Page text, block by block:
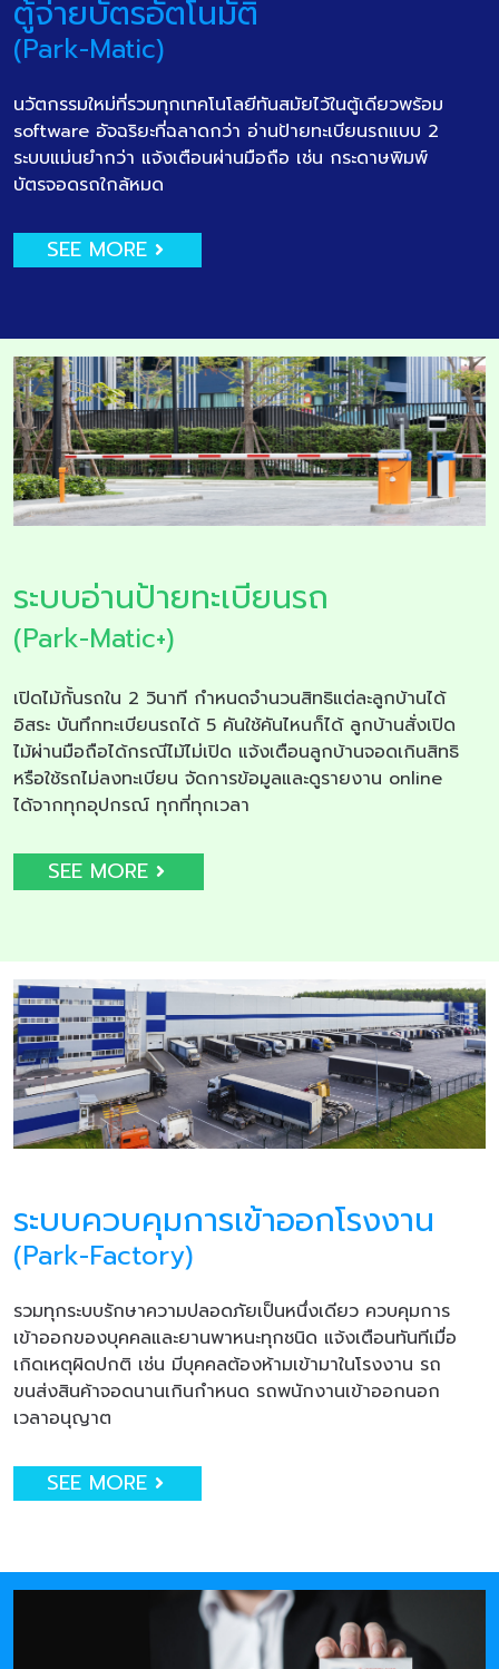
ตู้จ่ายบัตรอัตโนมัติ
(Park-Matic)
นวัตกรรมใหม่ที่รวมทุกเทคโนโลยีทันสมัยไว้ในตู้เดียวพร้อม
software อัจฉริยะที่ฉลาดกว่า อ่านป้ายทะเบียนรถแบบ 2
ระบบแม่นยำกว่า แจ้งเตือนผ่านมือถือ เช่น กระดาษพิมพ์
บัตรจอดรถใกล้หมด
SEE MORE
ระบบอ่านป้ายทะเบียนรถ
(Park-Matic+)
เปิดไม้กั้นรถใน 2 วินาที กำหนดจำนวนสิทธิแต่ละลูกบ้านได้
อิสระ บันทึกทะเบียนรถได้ 5 คันใช้คันไหนก็ได้ ลูกบ้านสั่งเปิด
ไม้ผ่านมือถือได้กรณีไม้ไม่เปิด แจ้งเตือนลูกบ้านจอดเกินสิทธิ
หรือใช้รถไม่ลงทะเบียน จัดการข้อมูลและดูรายงาน online
ได้จากทุกอุปกรณ์ ทุกที่ทุกเวลา
SEE MORE
ระบบควบคุมการเข้าออกโรงงาน
(Park-Factory)
รวมทุกระบบรักษาความปลอดภัยเป็นหนึ่งเดียว ควบคุมการ
เข้าออกของบุคคลและยานพาหนะทุกชนิด แจ้งเตือนทันทีเมื่อ
เกิดเหตุผิดปกติ เช่น มีบุคคลต้องห้ามเข้ามาในโรงงาน รถ
ขนส่งสินค้าจอดนานเกินกำหนด รถพนักงานเข้าออกนอก
เวลาอนุญาต
SEE MORE